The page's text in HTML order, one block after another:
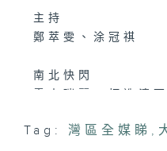
主持
鄭萃雯、涂冠祺
南北快閃
河北：青頭潛鴨自
Tag: 灣區全媒睇 ,